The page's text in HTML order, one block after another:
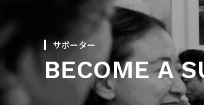
サポーター
BECOME A